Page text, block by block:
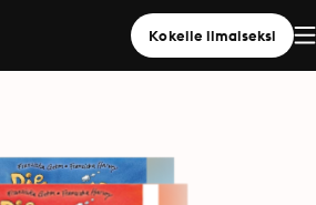
Kokeile ilmaiseksi